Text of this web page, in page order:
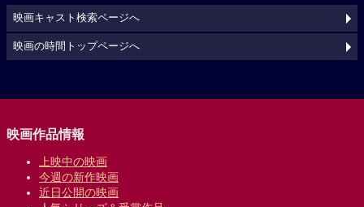
映画キャスト検索ページへ
映画の時間トップページへ
映画作品情報
上映中の映画
今週の新作映画
近日公開の映画